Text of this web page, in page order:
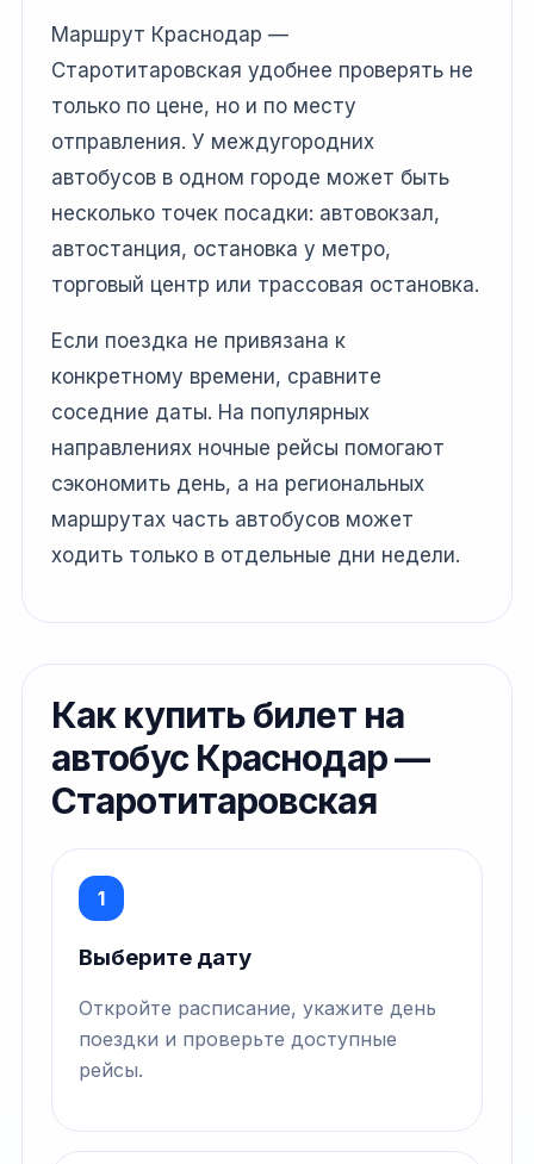
Маршрут Краснодар —
Старотитаровская удобнее проверять не
только по цене, но и по месту
отправления. У междугородних
автобусов в одном городе может быть
несколько точек посадки: автовокзал,
автостанция, остановка у метро,
торговый центр или трассовая остановка.
Если поездка не привязана к
конкретному времени, сравните
соседние даты. На популярных
направлениях ночные рейсы помогают
сэкономить день, а на региональных
маршрутах часть автобусов может
ходить только в отдельные дни недели.
Как купить билет на
автобус Краснодар —
Старотитаровская
1
Выберите дату
Откройте расписание, укажите день
поездки и проверьте доступные
рейсы.